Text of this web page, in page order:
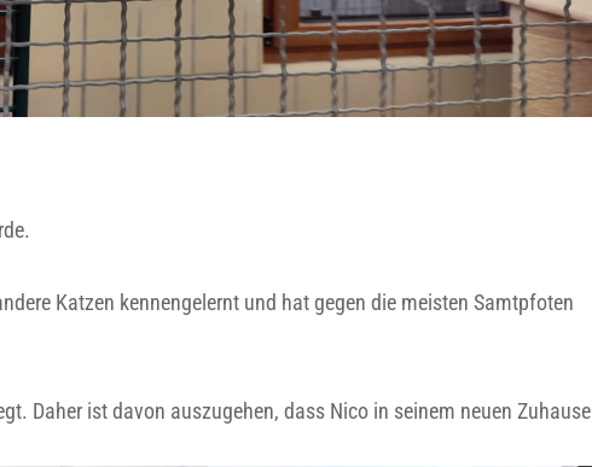
Katzen kennengelernt und hat gegen die meisten Samtpfoten
Daher ist davon auszugehen, dass Nico in seinem neuen Zuhause